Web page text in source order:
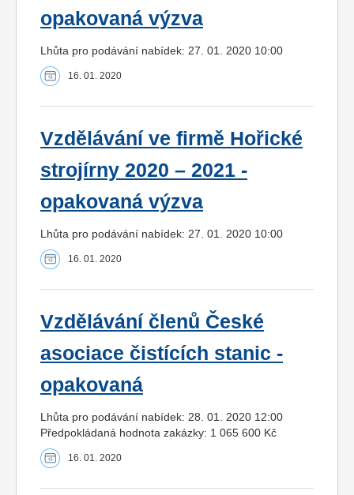
opakovaná výzva
Lhůta pro podávání nabídek: 27. 01. 2020 10:00
16. 01. 2020
Vzdělávání ve firmě Hořické
strojírny 2020 – 2021 -
opakovaná výzva
Lhůta pro podávání nabídek: 27. 01. 2020 10:00
16. 01. 2020
Vzdělávání členů České
asociace čistících stanic -
opakovaná
Lhůta pro podávání nabídek: 28. 01. 2020 12:00
Předpokládaná hodnota zakázky: 1 065 600 Kč
16. 01. 2020